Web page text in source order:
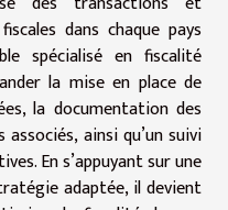
dans chaque pays
spécialisé en fiscalité
la mise en place de
la documentation des
ainsi qu’un suivi
En s’appuyant sur une
adaptée, il devient